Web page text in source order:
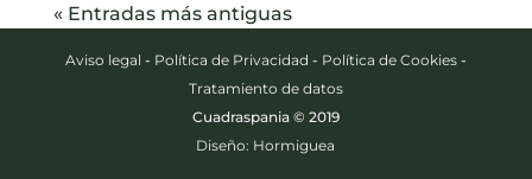
« Entradas más antiguas
Aviso legal - Política de Privacidad - Política de Cookies-
Tratamiento de datos
Cuadraspania © 2019
Diseño: Hormiguea